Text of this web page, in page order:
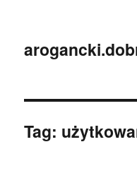
Tag: